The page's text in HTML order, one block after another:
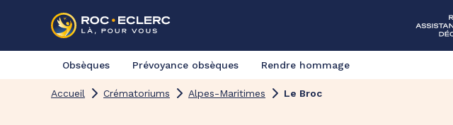
Obsèques Prévoyance obsèques Rendre hommage
Accueil Crématoriums Alpes-Maritimes Le Broc